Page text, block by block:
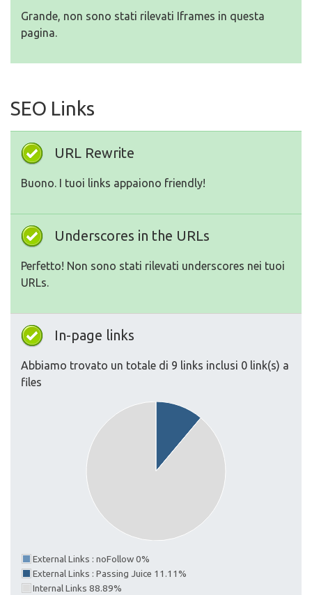
Grande, non sono stati rilevati Iframes in questa
pagina.
SEO Links
URL Rewrite
Buono. I tuoi links appaiono friendly!
Underscores in the URLs
Perfetto! Non sono stati rilevati underscores nei tuoi
URLs.
In-page links
Abbiamo trovato un totale di 9 links inclusi 0 link(s) a
files
External Links : noFollow 0%
External Links : Passing Juice 11.11%
Internal Links 88.89%